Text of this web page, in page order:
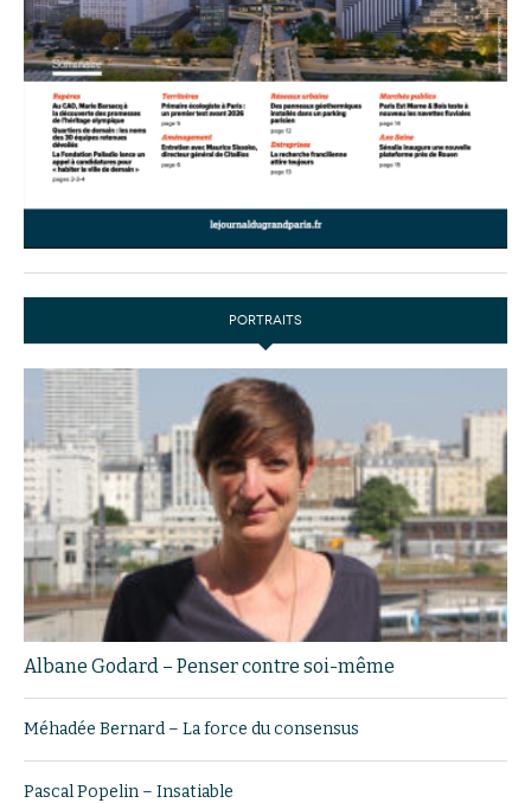
PORTRAITS
Albane Godard – Penser contre soi-même
Méhadée Bernard – La force du consensus
Pascal Popelin – Insatiable